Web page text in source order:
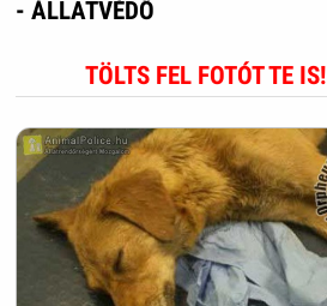
- ÁLLATVÉDŐ
TÖLTS FEL FOTÓT TE IS!